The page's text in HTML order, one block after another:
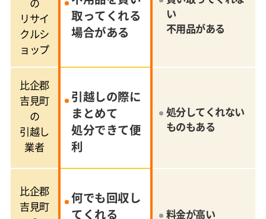
リサイ
クルシ
ョップ
取ってくれる
場合がある
い
不用品がある
比企郡
吉見町
の
引越し
業者
引越しの際に
まとめて
処分できて便
利
処分してくれない
ものもある
比企郡
吉見町
何でも回収し
てくれる
料金が高い